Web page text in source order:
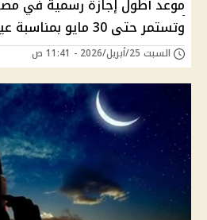
وتستمر حتى 30 مايو بمناسبة عيد الأضحى
السبت 25/أبريل/2026 - 11:41 ص